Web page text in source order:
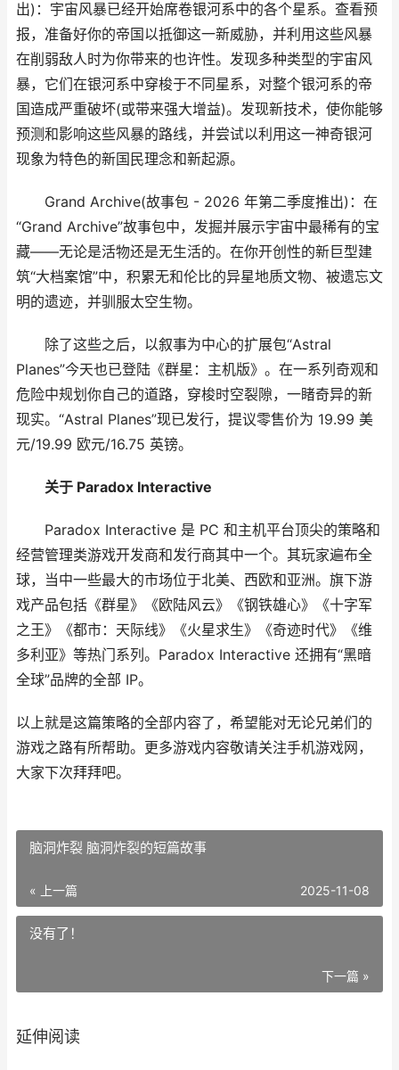
出)：宇宙风暴已经开始席卷银河系中的各个星系。查看预
报，准备好你的帝国以抵御这一新威胁，并利用这些风暴
在削弱敌人时为你带来的也许性。发现多种类型的宇宙风
暴，它们在银河系中穿梭于不同星系，对整个银河系的帝
国造成严重破坏(或带来强大增益)。发现新技术，使你能够
预测和影响这些风暴的路线，并尝试以利用这一神奇银河
现象为特色的新国民理念和新起源。
Grand Archive(故事包 - 2026 年第二季度推出)：在
“Grand Archive”故事包中，发掘并展示宇宙中最稀有的宝
藏——无论是活物还是无生活的。在你开创性的新巨型建
筑“大档案馆”中，积累无和伦比的异星地质文物、被遗忘文
明的遗迹，并驯服太空生物。
除了这些之后，以叙事为中心的扩展包“Astral
Planes”今天也已登陆《群星：主机版》。在一系列奇观和
危险中规划你自己的道路，穿梭时空裂隙，一睹奇异的新
现实。“Astral Planes”现已发行，提议零售价为 19.99 美
元/19.99 欧元/16.75 英镑。
关于 Paradox Interactive
Paradox Interactive 是 PC 和主机平台顶尖的策略和
经营管理类游戏开发商和发行商其中一个。其玩家遍布全
球，当中一些最大的市场位于北美、西欧和亚洲。旗下游
戏产品包括《群星》《欧陆风云》《钢铁雄心》《十字军
之王》《都市：天际线》《火星求生》《奇迹时代》《维
多利亚》等热门系列。Paradox Interactive 还拥有“黑暗
全球”品牌的全部 IP。
以上就是这篇策略的全部内容了，希望能对无论兄弟们的
游戏之路有所帮助。更多游戏内容敬请关注手机游戏网，
大家下次拜拜吧。
脑洞炸裂 脑洞炸裂的短篇故事
« 上一篇 2025-11-08
没有了！
下一篇 »
延伸阅读